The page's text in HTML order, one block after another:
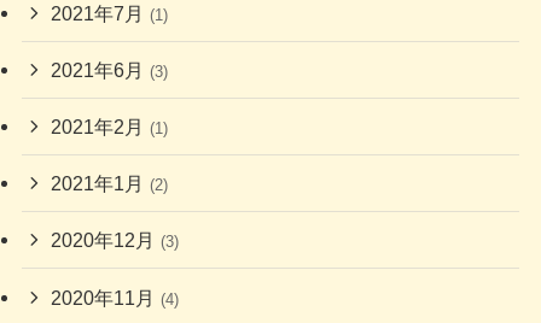
2021年7月 (1)
2021年6月 (3)
2021年2月 (1)
2021年1月 (2)
2020年12月 (3)
2020年11月 (4)